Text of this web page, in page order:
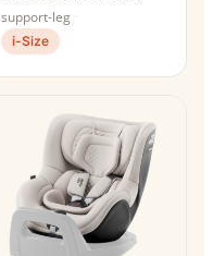
support-leg
i-Size